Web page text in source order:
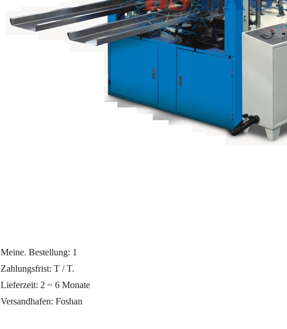
Meine. Bestellung: 1
Zahlungsfrist: T / T.
Lieferzeit: 2 ~ 6 Monate
Versandhafen: Foshan